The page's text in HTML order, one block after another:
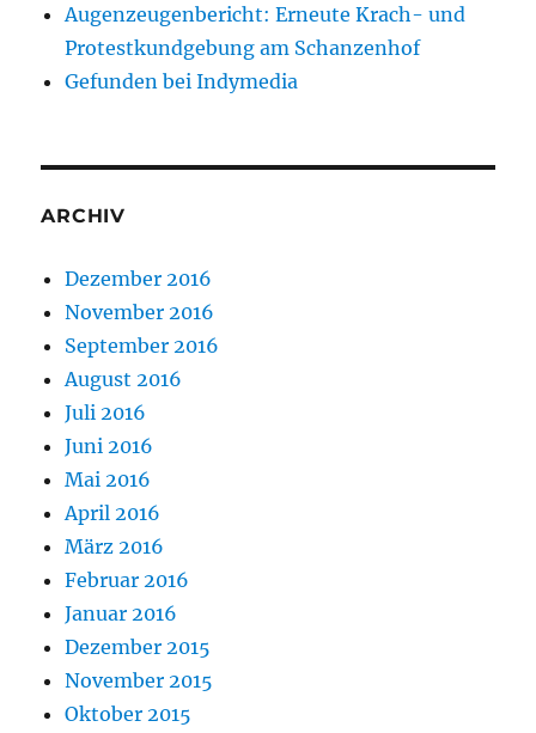
Augenzeugenbericht: Erneute Krach- und
Protestkundgebung am Schanzenhof
Gefunden bei Indymedia
ARCHIV
Dezember 2016
November 2016
September 2016
August 2016
Juli 2016
Juni 2016
Mai 2016
April 2016
März 2016
Februar 2016
Januar 2016
Dezember 2015
November 2015
Oktober 2015